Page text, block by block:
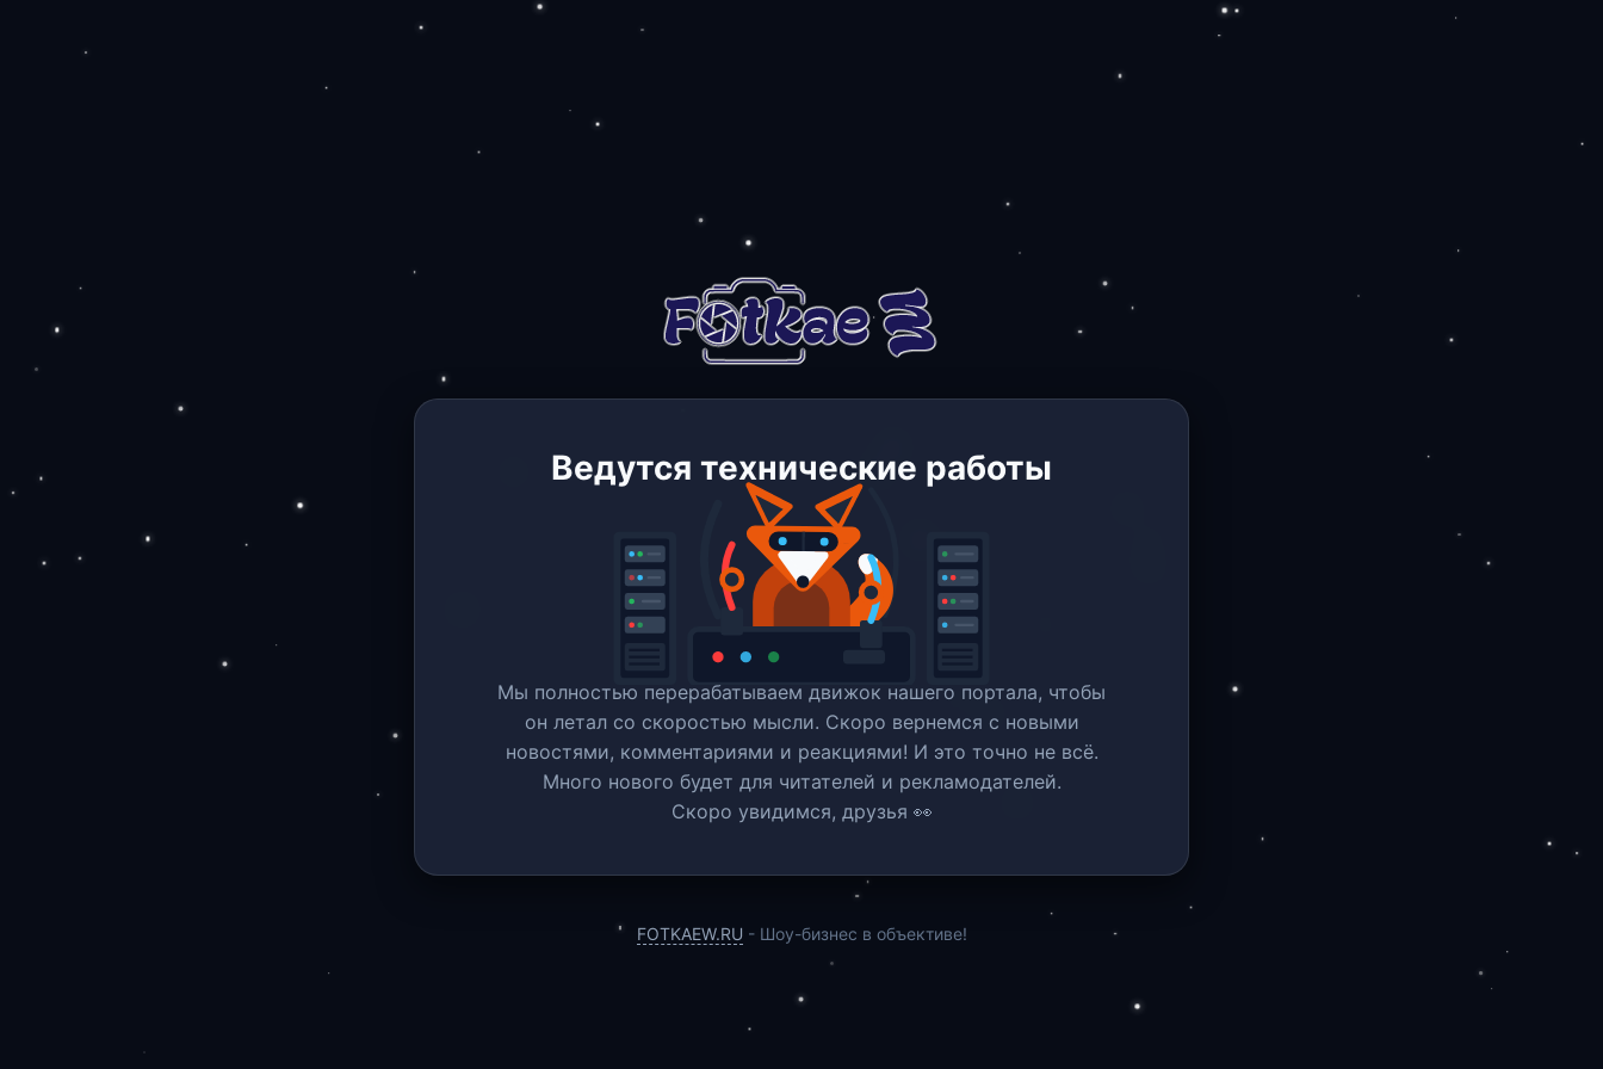
Ведутся технические работы
Мы полностью перерабатываем движок нашего портала, чтобы
он летал со скоростью мысли. Скоро вернемся c новыми
новостями, комментариями и реакциями! И это точно не всё.
Много нового будет для читателей и рекламодателей.
Скоро увидимся, друзья 👀
FOTKAEW.RU - Шоу-бизнес в объективе!